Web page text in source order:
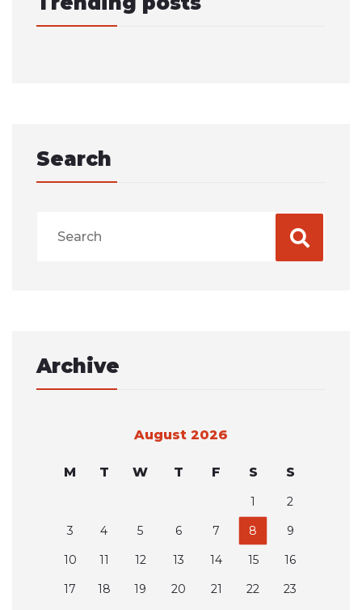
Search
Archive
August 2026
M T W T F S S
1
2
3
4 5 6 7 8
9
10
11 12 13 14 15
16
17
18 19 20 21 22
23